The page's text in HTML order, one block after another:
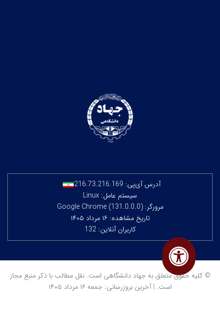
آدرس آی‌پی: 216.73.216.169
سیستم عامل: Linux
مرورگر: Google Chrome (131.0.0.0)
تاریخ مشاهده: ۱۶ مرداد ۱۴۰۵
کاربران آنلاین: 132
© کلیه حقوق متعلق به جهاد دانشگاهی است. نقل مطالب با ذکر منبع مجاز
است. | آخرین بروزرسانی: جمعه ۱۶ مرداد ۱۴۰۵